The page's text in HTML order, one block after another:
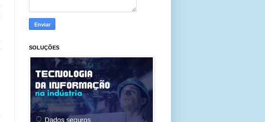
SOLUÇÕES